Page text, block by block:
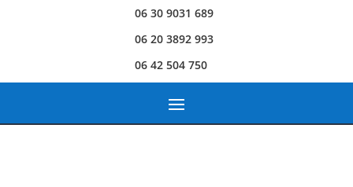
06 30 9031 689
06 20 3892 993
06 42 504 750